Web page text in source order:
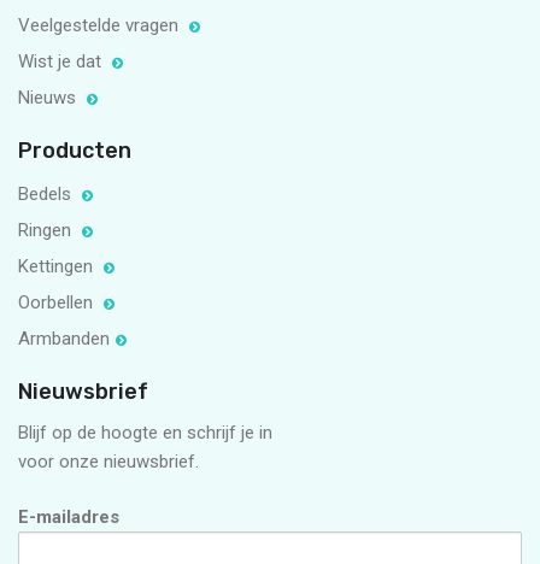
Veelgestelde vragen
Wist je dat
Nieuws
Producten
Bedels
Ringen
Kettingen
Oorbellen
Armbanden
Nieuwsbrief
Blijf op de hoogte en schrijf je in
voor onze nieuwsbrief.
E-mailadres